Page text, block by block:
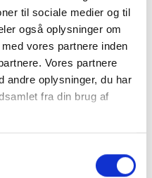
til sociale medier og til
også oplysninger om
vores partnere inden
Vores partnere
andre oplysninger, du har
fra din brug af
i
almene beboere i
for at blive
stiger markant med
kommuner forklarer kun
beboere med type 2-
hvor variationen i